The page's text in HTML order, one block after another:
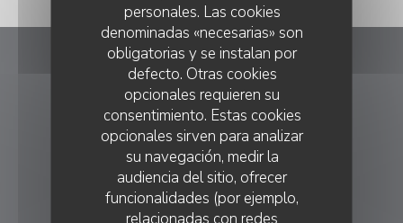
personales. Las cookies
denominadas «necesarias» son
obligatorias y se instalan por
defecto. Otras cookies
opcionales requieren su
consentimiento. Estas cookies
opcionales sirven para analizar
su navegación, medir la
audiencia del sitio, ofrecer
funcionalidades (por ejemplo,
Le Bois
29 rue Bois le Vent 75016 PARIS((abre en una
01 40 72 03 41
RESERVA